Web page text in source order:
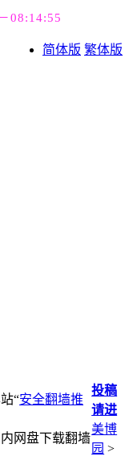
08:14:56
简体版 繁体版
“安全翻墙推
网盘下载翻墙
投稿
请进
美博
园 >